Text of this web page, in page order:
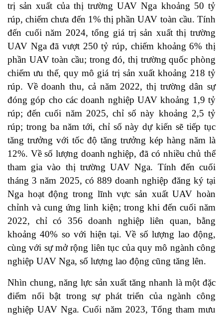
trị sản xuất của thị trường UAV Nga khoảng 50 tỷ
rúp, chiếm chưa đến 1% thị phần UAV toàn cầu. Tính
đến cuối năm 2024, tổng giá trị sản xuất thị trường
UAV Nga đã vượt 250 tỷ rúp, chiếm khoảng 6% thị
phần UAV toàn cầu; trong đó, thị trường quốc phòng
chiếm ưu thế, quy mô giá trị sản xuất khoảng 218 tỷ
rúp. Về doanh thu, cả năm 2022, thị trường dân sự
đóng góp cho các doanh nghiệp UAV khoảng 1,9 tỷ
rúp; đến cuối năm 2025, chỉ số này khoảng 2,5 tỷ
rúp; trong ba năm tới, chỉ số này dự kiến sẽ tiếp tục
tăng trưởng với tốc độ tăng trưởng kép hàng năm là
12%. Về số lượng doanh nghiệp, đã có nhiều chủ thể
tham gia vào thị trường UAV Nga. Tính đến cuối
tháng 3 năm 2025, có 889 doanh nghiệp đăng ký tại
Nga hoạt động trong lĩnh vực sản xuất UAV hoàn
chỉnh và cung ứng linh kiện; trong khi đến cuối năm
2022, chỉ có 356 doanh nghiệp liên quan, bằng
khoảng 40% so với hiện tại. Về số lượng lao động,
cùng với sự mở rộng liên tục của quy mô ngành công
nghiệp UAV Nga, số lượng lao động cũng tăng lên.
Nhìn chung, năng lực sản xuất tăng nhanh là một đặc
điểm nổi bật trong sự phát triển của ngành công
nghiệp UAV Nga. Cuối năm 2023, Tổng tham mưu